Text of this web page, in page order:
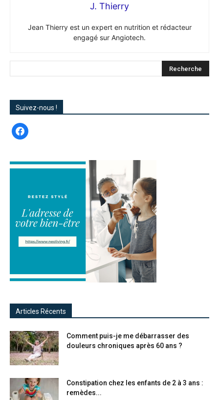
J. Thierry
Jean Thierry est un expert en nutrition et rédacteur
engagé sur Angiotech.
Suivez-nous !
facebook
Articles Récents
Comment puis-je me débarrasser des
douleurs chroniques après 60 ans ?
Constipation chez les enfants de 2 à 3 ans :
remèdes...